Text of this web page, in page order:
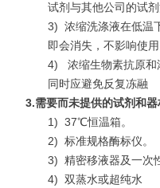
试剂与其他公司的试
3) 浓缩洗涤液在低温
即会消失，不影响使用
4)
浓缩生物素抗原
同时应避免反复冻融
3.需要而未提供的试剂和器
1) 37℃恒温箱。
2) 标准规格酶标仪。
3) 精密移液器及一次
4) 双蒸水或超纯水